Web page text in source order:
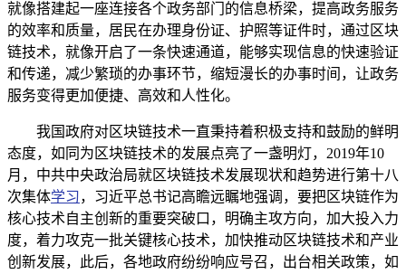
就像搭建起一座连接各个政务部门的信息桥梁，提高政务服务
的效率和质量，居民在办理身份证、护照等证件时，通过区块
链技术，就像开启了一条快速通道，能够实现信息的快速验证
和传递，减少繁琐的办事环节，缩短漫长的办事时间，让政务
服务变得更加便捷、高效和人性化。
我国政府对区块链技术一直秉持着积极支持和鼓励的鲜明
态度，如同为区块链技术的发展点亮了一盏明灯，2019年10
月，中共中央政治局就区块链技术发展现状和趋势进行第十八
次集体学习，习近平总书记高瞻远瞩地强调，要把区块链作为
核心技术自主创新的重要突破口，明确主攻方向，加大投入力
度，着力攻克一批关键核心技术，加快推动区块链技术和产业
创新发展，此后，各地政府纷纷响应号召，出台相关政策，如